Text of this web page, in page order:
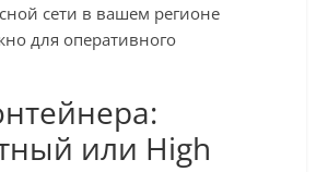
сети в вашем регионе
для оперативного
или High